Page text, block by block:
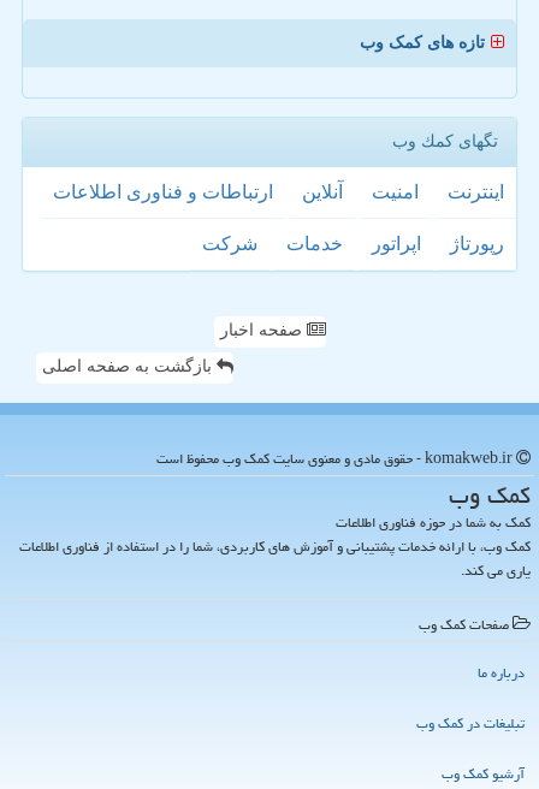
تازه های کمک وب
تگهای كمك وب
اینترنت امنیت آنلاین ارتباطات و فناوری اطلاعات
رپورتاژ اپراتور خدمات شركت
صفحه اخبار
بازگشت به صفحه اصلی
كمك وب
کمک به شما در حوزه فناوری اطلاعات
کمک وب، با ارائه خدمات پشتیبانی و آموزش های کاربردی، شما را در استفاده از فناوری اطلاعات
یاری می کند.
صفحات كمك وب
درباره ما
تبلیغات در كمك وب
آرشیو كمك وب